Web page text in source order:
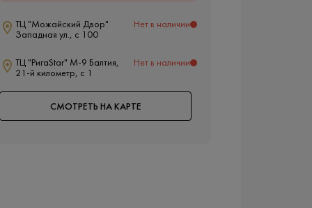
ТЦ "Можайский Двор"
Западная ул., с 100
Нет в наличии
ТЦ "РигаStar" М-9 Балтия,
21-й километр, с 1
Нет в наличии
СМОТРЕТЬ НА КАРТЕ